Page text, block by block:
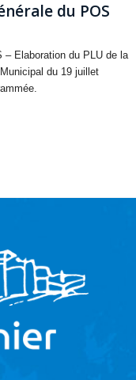
du POS
– Elaboration du PLU de la
du 19 juillet